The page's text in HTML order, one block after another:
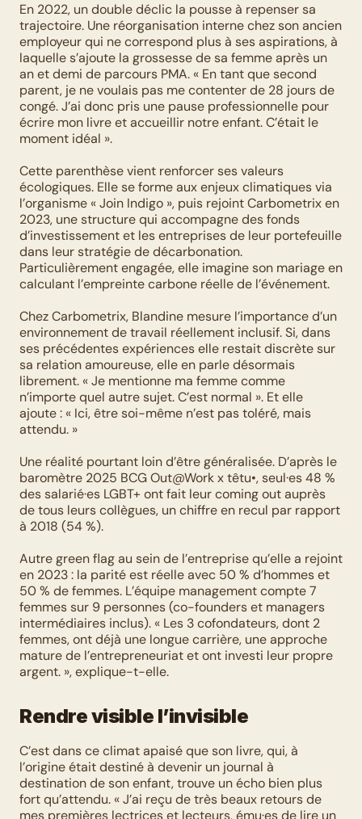
En 2022, un double déclic la pousse à repenser sa
trajectoire. Une réorganisation interne chez son ancien
employeur qui ne correspond plus à ses aspirations, à
laquelle s’ajoute la grossesse de sa femme après un
an et demi de parcours PMA. « En tant que second
parent, je ne voulais pas me contenter de 28 jours de
congé. J’ai donc pris une pause professionnelle pour
écrire mon livre et accueillir notre enfant. C’était le
moment idéal ».
Cette parenthèse vient renforcer ses valeurs
écologiques. Elle se forme aux enjeux climatiques via
l’organisme « Join Indigo », puis rejoint Carbometrix en
2023, une structure qui accompagne des fonds
d’investissement et les entreprises de leur portefeuille
dans leur stratégie de décarbonation.
Particulièrement engagée, elle imagine son mariage en
calculant l’empreinte carbone réelle de l’événement.
Chez Carbometrix, Blandine mesure l’importance d’un
environnement de travail réellement inclusif. Si, dans
ses précédentes expériences elle restait discrète sur
sa relation amoureuse, elle en parle désormais
librement. « Je mentionne ma femme comme
n’importe quel autre sujet. C’est normal ». Et elle
ajoute : « Ici, être soi-même n’est pas toléré, mais
attendu. »
Une réalité pourtant loin d’être généralisée. D’après le
baromètre 2025 BCG Out@Work x têtu•, seul·es 48 %
des salarié·es LGBT+ ont fait leur coming out auprès
de tous leurs collègues, un chiffre en recul par rapport
à 2018 (54 %).
Autre green flag au sein de l’entreprise qu’elle a rejoint
en 2023 : la parité est réelle avec 50 % d’hommes et
50 % de femmes. L’équipe management compte 7
femmes sur 9 personnes (co-founders et managers
intermédiaires inclus). « Les 3 cofondateurs, dont 2
femmes, ont déjà une longue carrière, une approche
mature de l’entrepreneuriat et ont investi leur propre
argent. », explique-t-elle.
Rendre visible l’invisible
C’est dans ce climat apaisé que son livre, qui, à
l’origine était destiné à devenir un journal à
destination de son enfant, trouve un écho bien plus
fort qu’attendu. « J’ai reçu de très beaux retours de
mes premières lectrices et lecteurs, ému·es de lire un